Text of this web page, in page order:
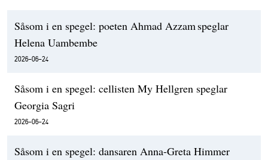
Såsom i en spegel: poeten Ahmad Azzam speglar
Helena Uambembe
2026-06-24
Såsom i en spegel: cellisten My Hellgren speglar
Georgia Sagri
2026-06-24
Såsom i en spegel: dansaren Anna-Greta Himmer